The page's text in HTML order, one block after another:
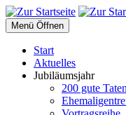
Menü Öffnen
Start
Aktuelles
Jubiläumsjahr
200 gute Taten